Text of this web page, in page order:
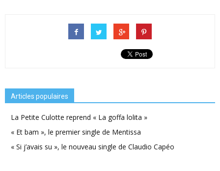
Articles populaires
La Petite Culotte reprend « La goffa lolita »
« Et bam », le premier single de Mentissa
« Si j’avais su », le nouveau single de Claudio Capéo